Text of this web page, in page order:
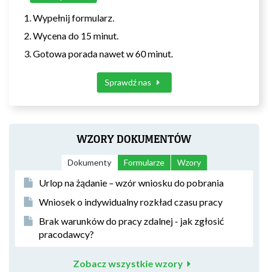
Wypełnij formularz.
Wycena do 15 minut.
Gotowa porada nawet w 60 minut.
Sprawdź nas
WZORY DOKUMENTÓW
Dokumenty Formularze Wzory
Urlop na żądanie – wzór wniosku do pobrania
Wniosek o indywidualny rozkład czasu pracy
Brak warunków do pracy zdalnej - jak zgłosić
pracodawcy?
Zobacz wszystkie wzory